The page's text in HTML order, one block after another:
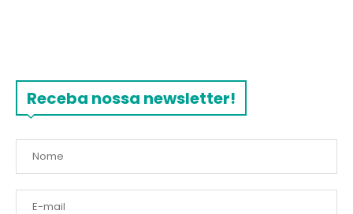
Receba nossa newsletter!